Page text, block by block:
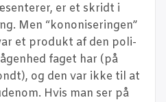
er et skridt i
Men “kono­ni­se­rin­gen”
et pro­dukt af den poli­
faget har (på
og den var ikke til at
Hvis man ser på